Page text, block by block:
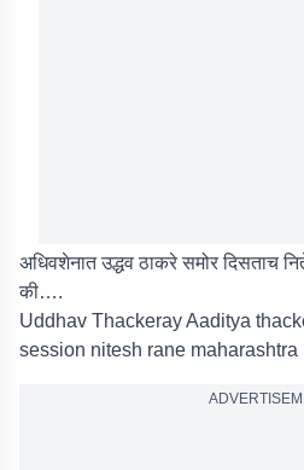
अधिवशेनात उद्धव ठाकरे समोर दिसताच
की….
Uddhav Thackeray Aaditya
session nitesh rane